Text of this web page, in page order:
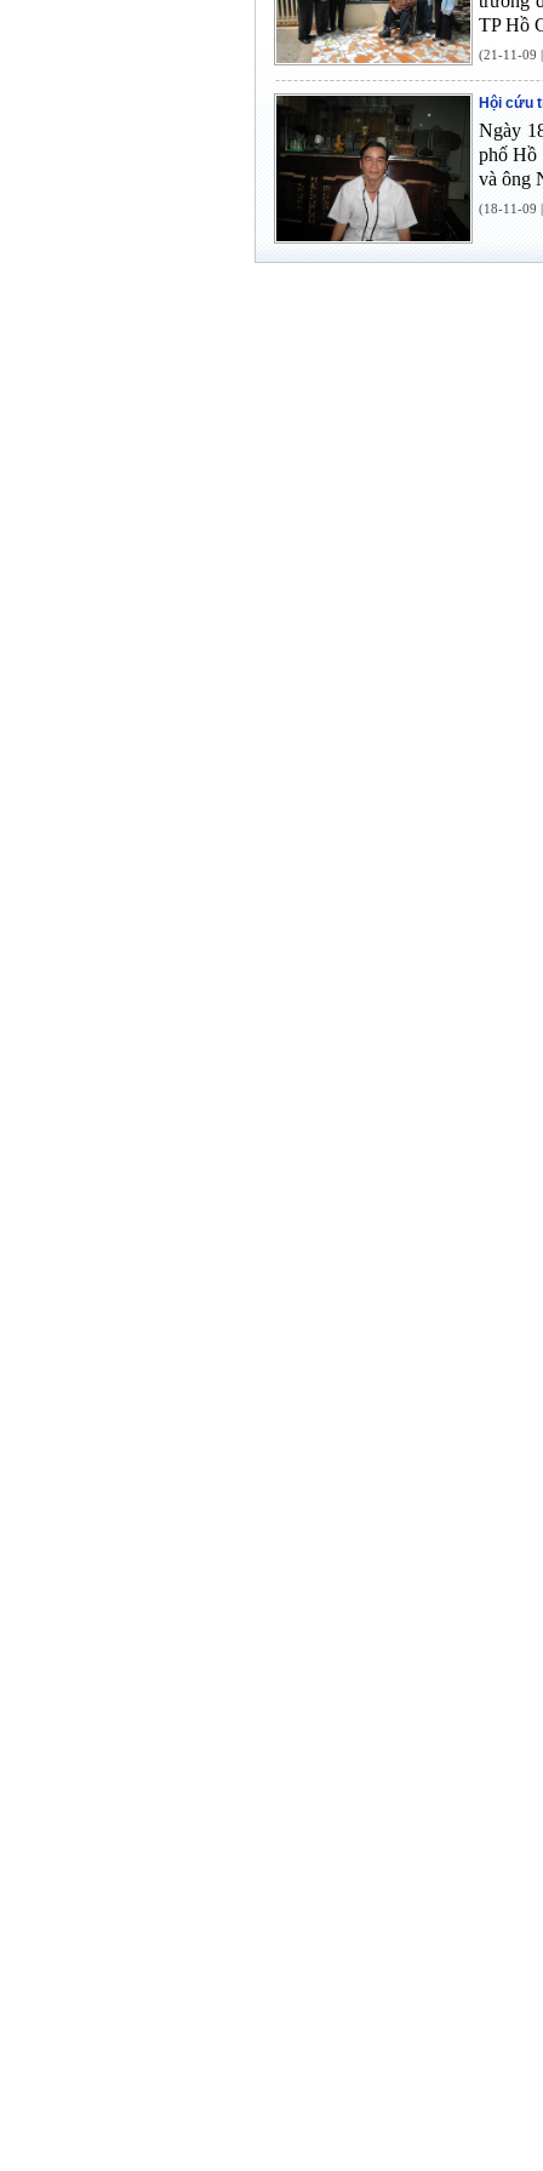
TP Hồ
(21-11-09
Hội cứu
Ngày
phố Hồ
và ông
(18-11-09